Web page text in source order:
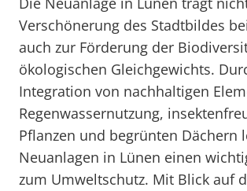
Verschönerung des Stadtbildes
auch zur Förderung der
ökologischen Gleichgewichts.
Integration von nachhaltigen
Regenwassernutzung,
Pflanzen und begrünten Dächern
Neuanlagen in Lünen einen
zum Umweltschutz. Mit Blick auf